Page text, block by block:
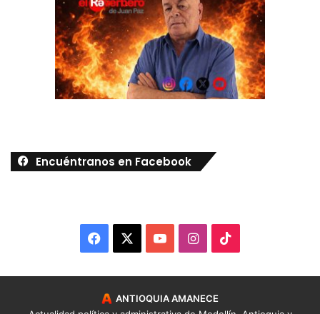
Encuéntranos en Facebook
Facebook YouTubeInstagram
ANTIOQUIA AMANECE